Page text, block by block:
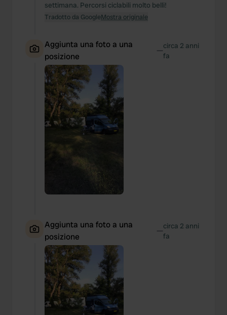
settimana. Percorsi ciclabili molto belli!
Tradotto da GoogleMostra originale
Aggiunta una foto a una
posizione
—circa 2 anni
fa
Aggiunta una foto a una
posizione
—circa 2 anni
fa